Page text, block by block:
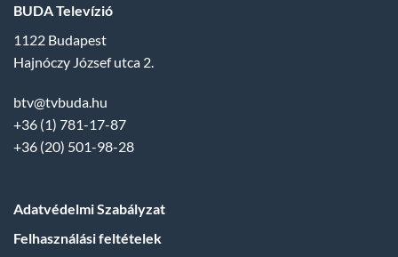
BUDA Televízió
1122 Budapest
Hajnóczy József utca 2.
btv@tvbuda.hu
+36 (1) 781-17-87
+36 (20) 501-98-28
Adatvédelmi Szabályzat
Felhasználási feltételek